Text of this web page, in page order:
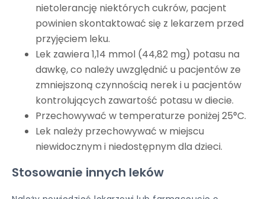
nietolerancję niektórych cukrów, pacjent
powinien skontaktować się z lekarzem przed
przyjęciem leku.
Lek zawiera 1,14 mmol (44,82 mg) potasu na
dawkę, co należy uwzględnić u pacjentów ze
zmniejszoną czynnością nerek i u pacjentów
kontrolujących zawartość potasu w diecie.
Przechowywać w temperaturze poniżej 25°C.
Lek należy przechowywać w miejscu
niewidocznym i niedostępnym dla dzieci.
Stosowanie innych leków